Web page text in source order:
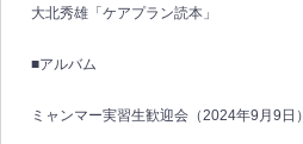
大北秀雄「ケアプラン読本」
■アルバム
ミャンマー実習生歓迎会（2024年9月9日）